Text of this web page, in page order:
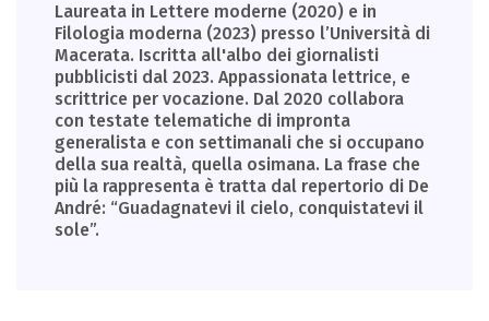
Laureata in Lettere moderne (2020) e in
Filologia moderna (2023) presso l’Università di
Macerata. Iscritta all'albo dei giornalisti
pubblicisti dal 2023. Appassionata lettrice, e
scrittrice per vocazione. Dal 2020 collabora
con testate telematiche di impronta
generalista e con settimanali che si occupano
della sua realtà, quella osimana. La frase che
più la rappresenta è tratta dal repertorio di De
André: “Guadagnatevi il cielo, conquistatevi il
sole”.